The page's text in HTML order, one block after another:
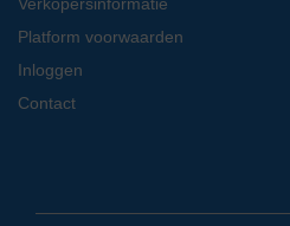
Verkopersinformatie
Platform voorwaarden
Inloggen
Contact